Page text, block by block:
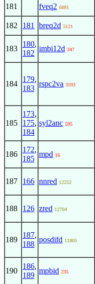
181 fveq2 6881
182 181 breq2d 5121
183
180,
182
imbi12d 347
184
179,
183
rspc2va 3593
185
173,
175,
184
syl2anc 595
186
172,
185
mpd 16
187 166 nnred 12252
188 126 zred 12704
189
187,
188
posdifd 11805
190
186,
189
mpbid 235